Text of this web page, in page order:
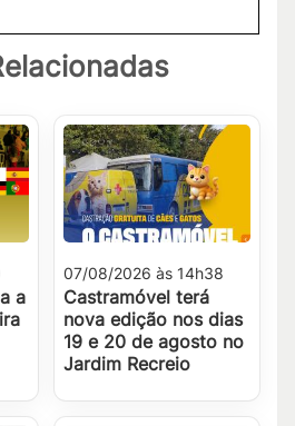
a
07/08/2026 às 14h38
Castramóvel terá
nova edição nos dias
19 e 20 de agosto no
Jardim Recreio